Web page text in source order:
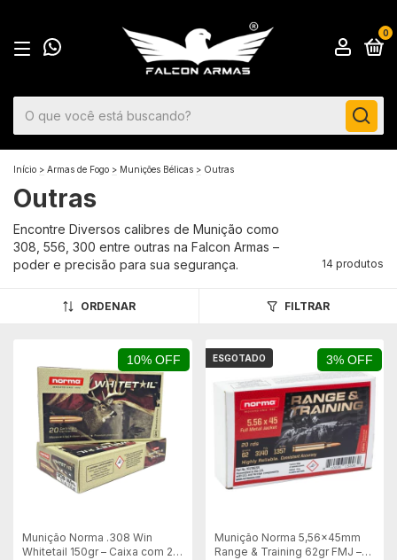
0
Início > Armas de Fogo > Munições Bélicas > Outras
Outras
Encontre Diversos calibres de Munição como
308, 556, 300 entre outras na Falcon Armas –
poder e precisão para sua segurança.
14 produtos
ORDENAR FILTRAR
10% OFF
Munição Norma .308 Win
Whitetail 150gr – Caixa com 20
3% OFF
ESGOTADO
Munição Norma 5,56x45mm
Range & Training 62gr FMJ –